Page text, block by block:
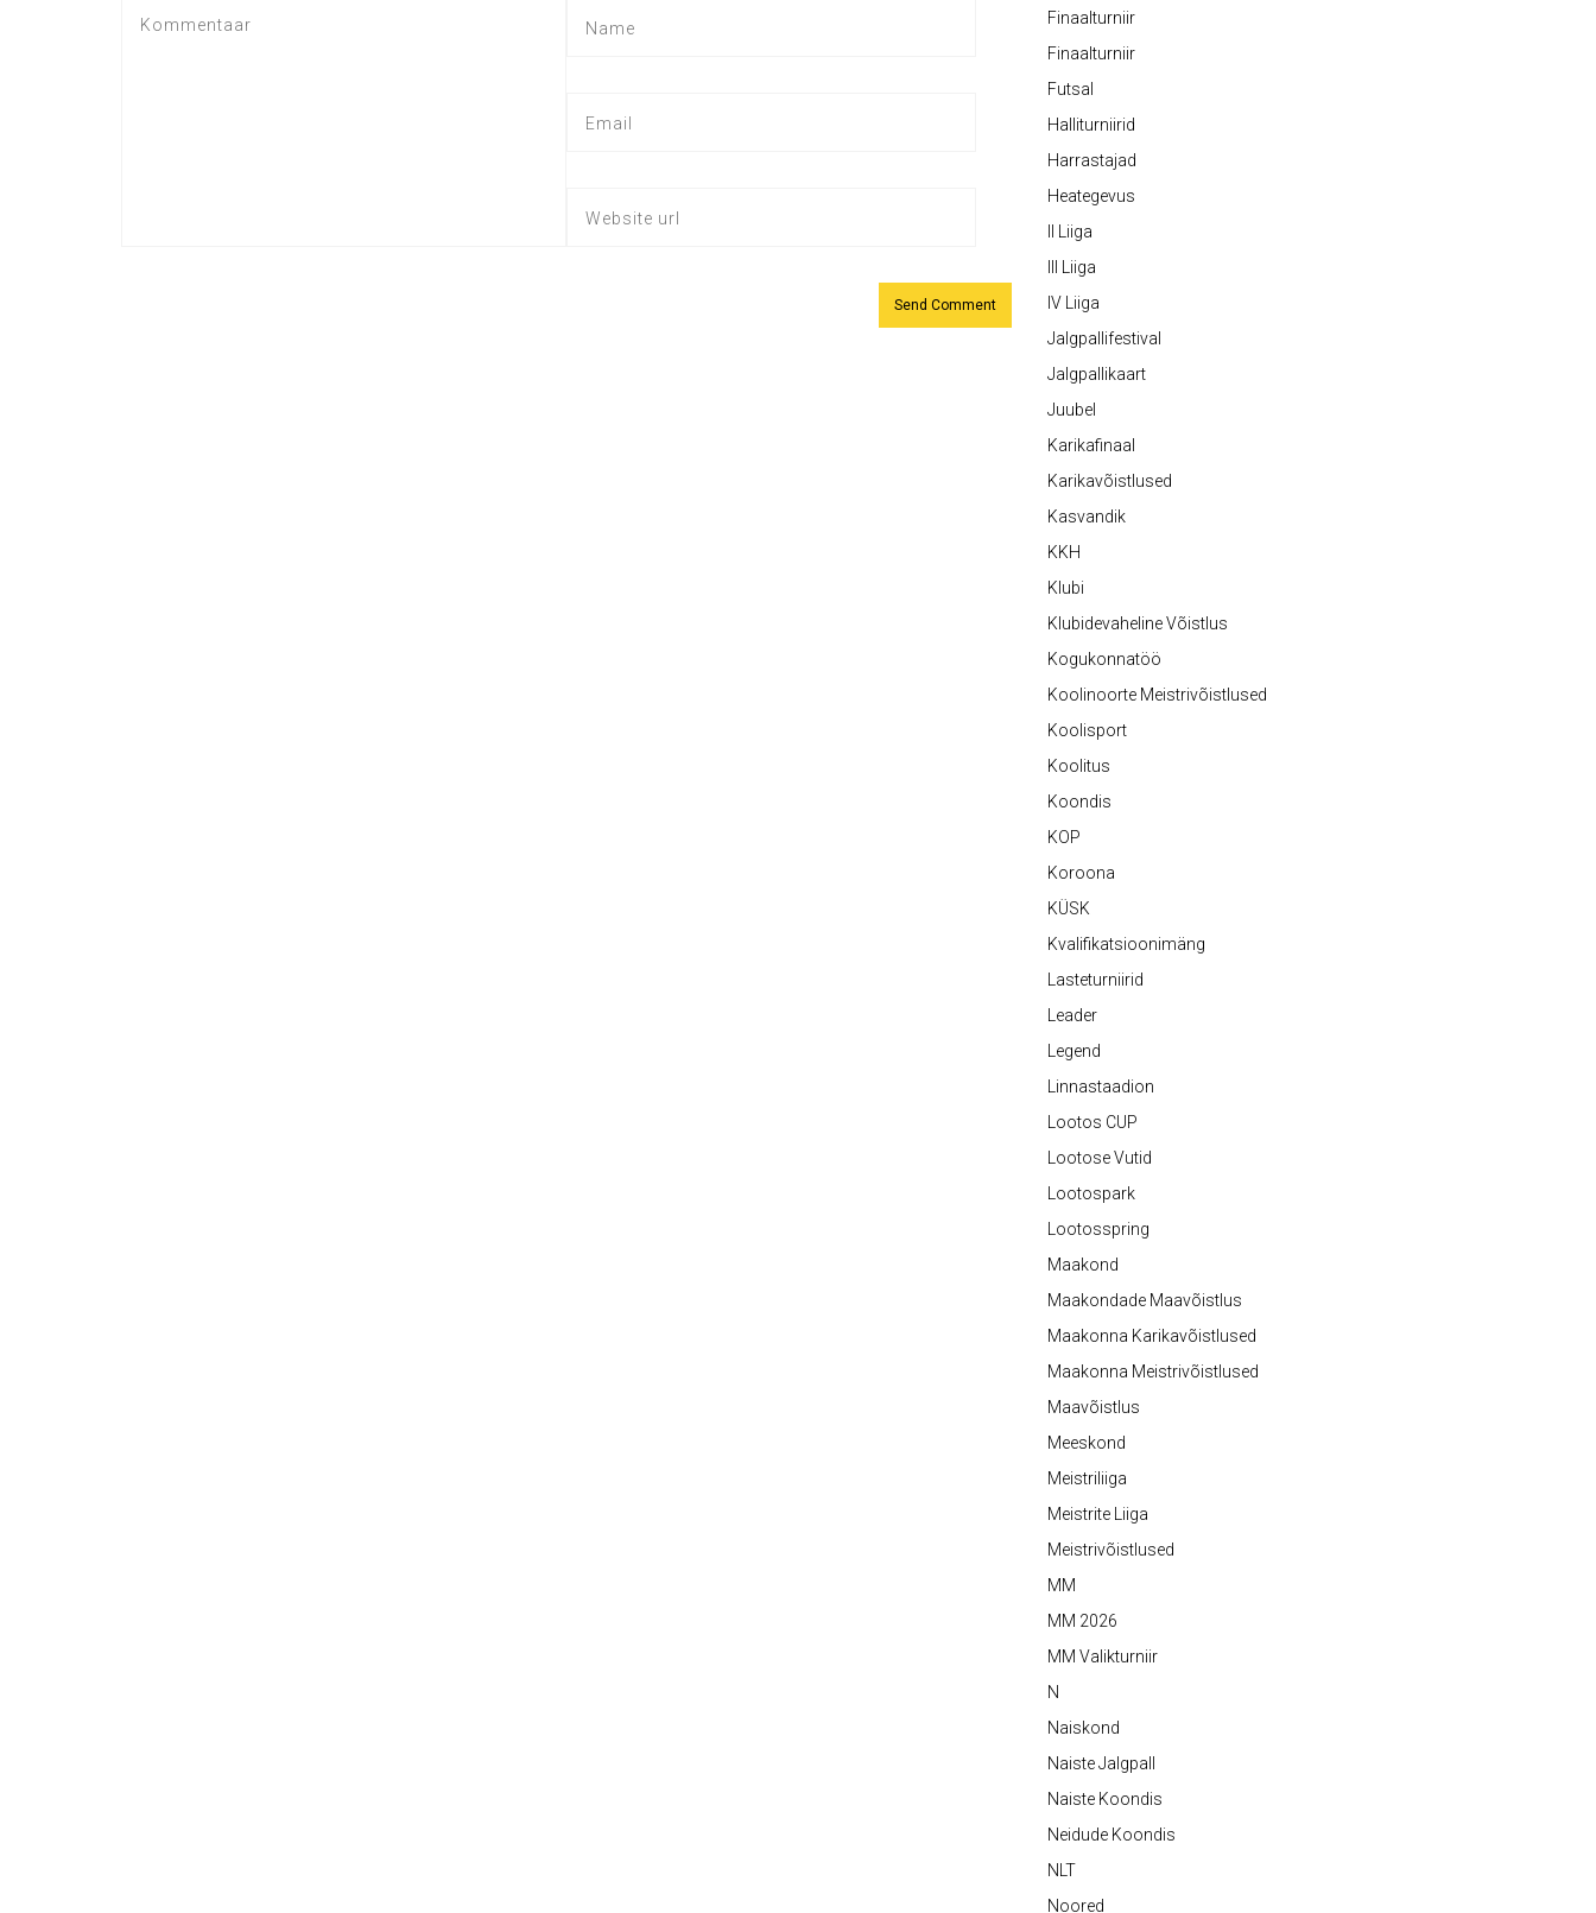
Finaalturniir
Finaalturniir
Futsal
Halliturniirid
Harrastajad
Heategevus
II Liiga
III Liiga
IV Liiga
Jalgpallifestival
Jalgpallikaart
Juubel
Karikafinaal
Karikavõistlused
Kasvandik
KKH
Klubi
Klubidevaheline Võistlus
Kogukonnatöö
Koolinoorte Meistrivõistlused
Koolisport
Koolitus
Koondis
KOP
Koroona
KÜSK
Kvalifikatsioonimäng
Lasteturniirid
Leader
Legend
Linnastaadion
Lootos CUP
Lootose Vutid
Lootospark
Lootosspring
Maakond
Maakondade Maavõistlus
Maakonna Karikavõistlused
Maakonna Meistrivõistlused
Maavõistlus
Meeskond
Meistriliiga
Meistrite Liiga
Meistrivõistlused
MM
MM 2026
MM Valikturniir
N
Naiskond
Naiste Jalgpall
Naiste Koondis
Neidude Koondis
NLT
Noored